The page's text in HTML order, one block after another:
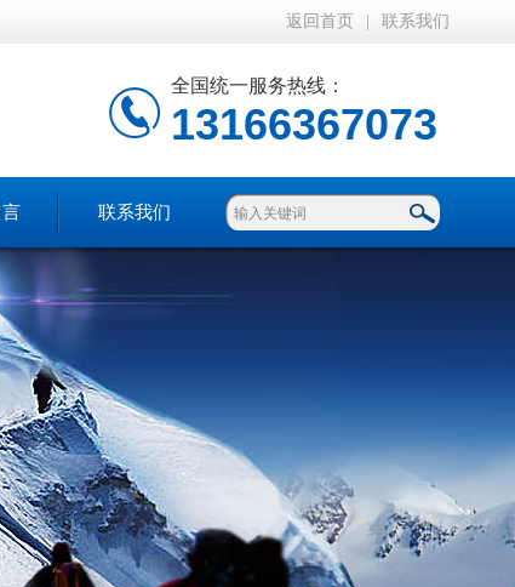
返回首页 联系我们
全国统一服务热线：
13166367073
联系我们